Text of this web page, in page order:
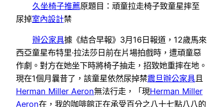
久坐椅子推薦原題目：頑童拉走椅子致童星摔至
尿掉室內設計禁
辦公家具據《結合早報》3月16日報道，12歲馬來
西亞童星布特里·拉法莎日前在片場拍戲時，遭頑童惡
作劇。對方在她坐下時將椅子抽走，招致她重摔在地。
現在1個月曩昔了，該童星依然尿掉禁震旦辦公家具且
Herman Miller Aeron無法行走，「現Herman Miller
Aeron在，我的咖啡館正在承受百分之八十七點八八的